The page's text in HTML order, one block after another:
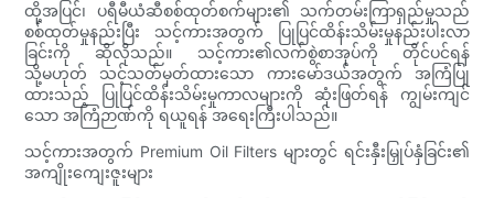
ထို့အပြင်၊ ပရီမီယံဆီစစ်ထုတ်စက်များ၏ သက်တမ်းကြာရှည်မှုသည်
စစ်ထုတ်မှုနည်းပြီး သင့်ကားအတွက် ပြုပြင်ထိန်းသိမ်းမှုနည်းပါးလာ
ခြင်းကို ဆိုလိုသည်။ သင့်ကား၏လက်စွဲစာအုပ်ကို တိုင်ပင်ရန်
သို့မဟုတ် သင့်သတ်မှတ်ထားသော ကားမော်ဒယ်အတွက် အကြံပြု
ထားသည့် ပြုပြင်ထိန်းသိမ်းမှုကာလများကို ဆုံးဖြတ်ရန် ကျွမ်းကျင်
သော အကြံဉာဏ်ကို ရယူရန် အရေးကြီးပါသည်။
သင့်ကားအတွက် Premium Oil Filters များတွင် ရင်းနှီးမြှုပ်နှံခြင်း၏
အကျိုးကျေးဇူးများ